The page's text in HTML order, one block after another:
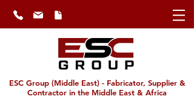
ESC Group (Middle East) - Fabricator, Supplier &
Contractor in the Middle East & Africa